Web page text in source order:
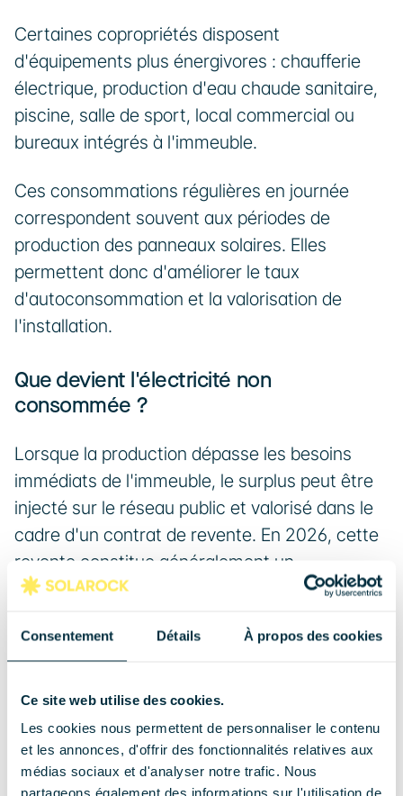
Consentement Détails À propos des cookies
Ce site web utilise des cookies.
Les cookies nous permettent de personnaliser le contenu
et les annonces, d'offrir des fonctionnalités relatives aux
médias sociaux et d'analyser notre trafic. Nous
partageons également des informations sur l'utilisation de
Certaines copropriétés disposent
d'équipements plus énergivores : chaufferie
électrique, production d'eau chaude sanitaire,
piscine, salle de sport, local commercial ou
bureaux intégrés à l'immeuble.
Ces consommations régulières en journée
correspondent souvent aux périodes de
production des panneaux solaires. Elles
permettent donc d'améliorer le taux
d'autoconsommation et la valorisation de
l'installation.
Que devient l'électricité non
consommée ?
Lorsque la production dépasse les besoins
immédiats de l'immeuble, le surplus peut être
injecté sur le réseau public et valorisé dans le
cadre d'un contrat de revente. En 2026, cette
revente constitue généralement un
complément de revenus, tandis que la
l'électricité consommée directement par la
3. Cadre légal et démarches :
ce qu'il faut savoir